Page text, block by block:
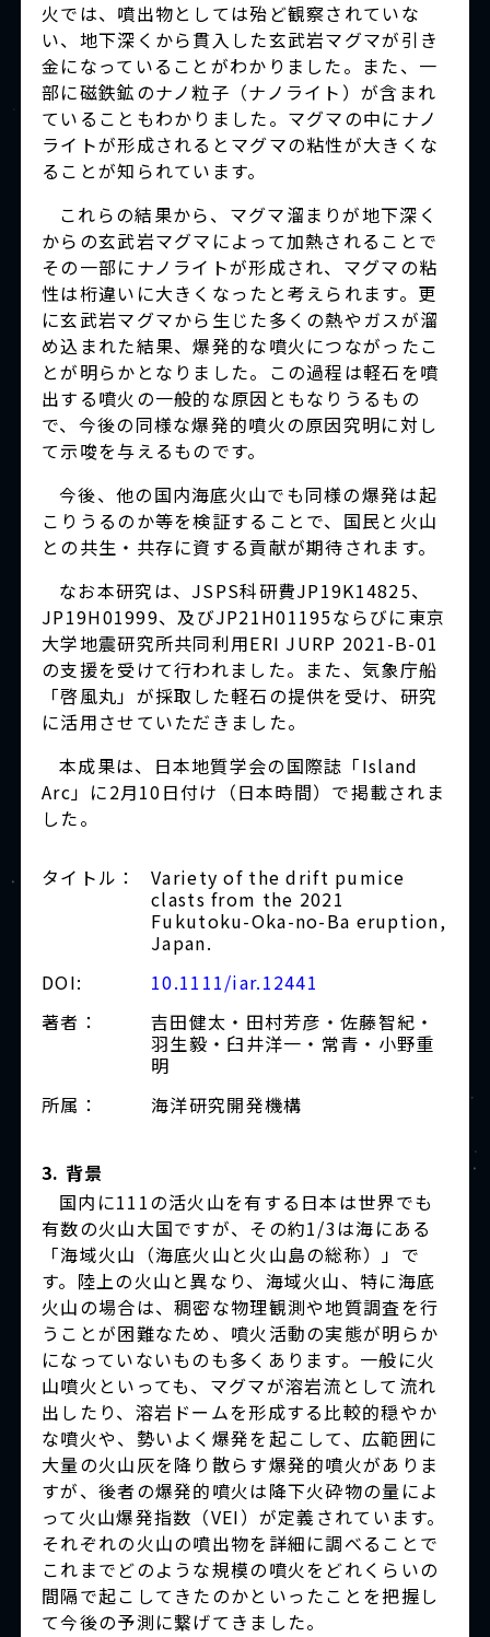
火では、噴出物としては殆ど観察されていな
い、地下深くから貫入した玄武岩マグマが引き
金になっていることがわかりました。また、一
部に磁鉄鉱のナノ粒子（ナノライト）が含まれ
ていることもわかりました。マグマの中にナノ
ライトが形成されるとマグマの粘性が大きくな
ることが知られています。
これらの結果から、マグマ溜まりが地下深く
からの玄武岩マグマによって加熱されることで
その一部にナノライトが形成され、マグマの粘
性は桁違いに大きくなったと考えられます。更
に玄武岩マグマから生じた多くの熱やガスが溜
め込まれた結果、爆発的な噴火につながったこ
とが明らかとなりました。この過程は軽石を噴
出する噴火の一般的な原因ともなりうるもの
で、今後の同様な爆発的噴火の原因究明に対し
て示唆を与えるものです。
今後、他の国内海底火山でも同様の爆発は起
こりうるのか等を検証することで、国民と火山
との共生・共存に資する貢献が期待されます。
なお本研究は、JSPS科研費JP19K14825、
JP19H01999、及びJP21H01195ならびに東京
大学地震研究所共同利用ERI JURP 2021-B-01
の支援を受けて行われました。また、気象庁船
「啓風丸」が採取した軽石の提供を受け、研究
に活用させていただきました。
本成果は、日本地質学会の国際誌「Island
Arc」に2月10日付け（日本時間）で掲載されま
した。
タイトル：
Variety of the drift pumice
clasts from the 2021
Fukutoku-Oka-no-Ba eruption,
Japan.
DOI:
10.1111/iar.12441
著者：
吉田健太・田村芳彦・佐藤智紀・
羽生毅・臼井洋一・常青・小野重
明
所属：
海洋研究開発機構
3. 背景
国内に111の活火山を有する日本は世界でも
有数の火山大国ですが、その約1/3は海にある
「海域火山（海底火山と火山島の総称）」で
す。陸上の火山と異なり、海域火山、特に海底
火山の場合は、稠密な物理観測や地質調査を行
うことが困難なため、噴火活動の実態が明らか
になっていないものも多くあります。一般に火
山噴火といっても、マグマが溶岩流として流れ
出したり、溶岩ドームを形成する比較的穏やか
な噴火や、勢いよく爆発を起こして、広範囲に
大量の火山灰を降り散らす爆発的噴火がありま
すが、後者の爆発的噴火は降下火砕物の量によ
って火山爆発指数（VEI）が定義されています。
それぞれの火山の噴出物を詳細に調べることで
これまでどのような規模の噴火をどれくらいの
間隔で起こしてきたのかといったことを把握し
て今後の予測に繋げてきました。